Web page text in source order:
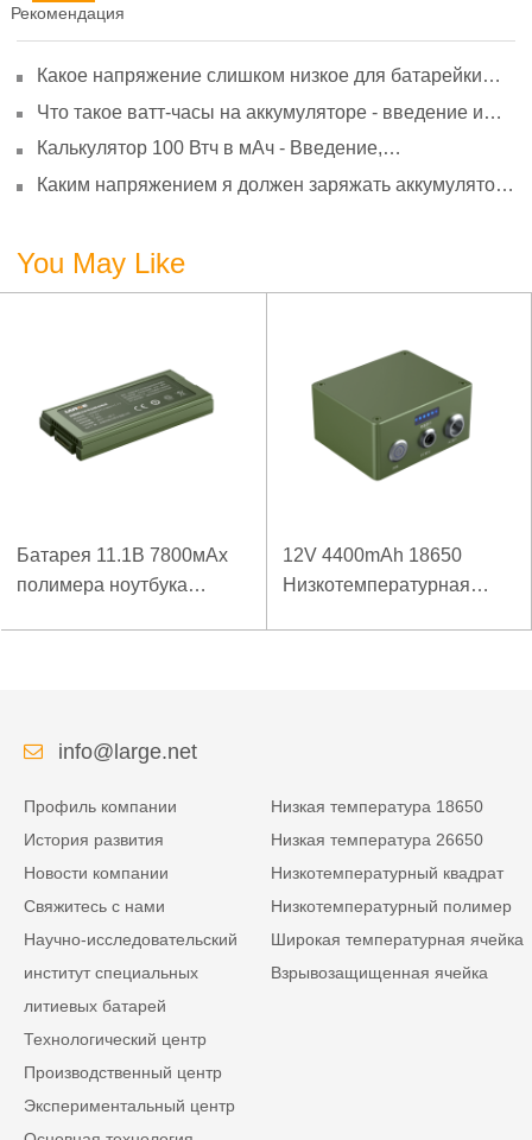
Рекомендация
Какое напряжение слишком низкое для батарейки
старение
Что такое ватт-часы на аккумуляторе - введение и
Калькулятор 100 Втч в мАч - Введение,
Каким напряжением я должен заряжать аккумулятор
You May Like
Батарея 11.1В 7800мАх
полимера ноутбука
12V 4400mAh 18650
Низкотемпературная
info@large.net
Профиль компании
История развития
Новости компании
Свяжитесь с нами
Научно-исследовательский
институт специальных
литиевых батарей
Технологический центр
Производственный центр
Экспериментальный центр
Низкая температура 18650
Низкая температура 26650
Низкотемпературный квадрат
Низкотемпературный полимер
Широкая температурная ячейка
Взрывозащищенная ячейка